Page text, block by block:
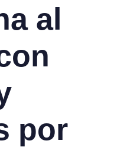
al
por